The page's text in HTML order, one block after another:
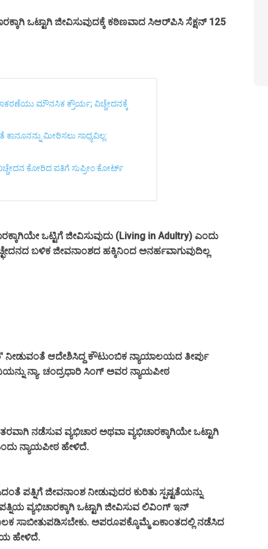
ಒಟ್ಟಾಗಿ ಜೀವಿಸುವುದಕ್ಕೆ ಕಠಿಣವಾದ ಸಿಆರ್‌ಪಿಸಿ ಸೆಕ್ಷನ್‌ 125
ಮೌನಸಿಕ ಕ್ರೌರ್ಯ; ವಿಚ್ಚೇದನಕ್ಕೆ
ಮೀರಿಸಲು ಸಾಧ್ಯವಿಲ್ಲ:
ಕೋರಿದ ಪತಿಗೆ ಸುಪ್ರೀಂ ಕೋರ್ಟ್
ಒಟ್ಟಿಗೆ ಜೀವಿಸುವುದು (Living in Adultry) ಎಂದು
ಬಳಿಕ ಜೀವನಾಂಶದ ಹಕ್ಕಿನಿಂದ ಅನರ್ಹವಾಗುವುದಿಲ್ಲ
ನೀಡುವಂತೆ ಆದೇಶಿಸಿದ್ದ ಕೌಟುಂಬಿಕ ನ್ಯಾಯಾಲಯದ ತೀರ್ಪು
ನ್ಯಾ. ಚಂದ್ರಧಾರಿ ಸಿಂಗ್‌ ಅವರ ನ್ಯಾಯಪೀಠ
ನಡೆಸುವ ವ್ಯಭಿಚಾರ ಅಥವಾ ವ್ಯಭಿಚಾರಕ್ಕಾಗಿಯೇ ಒಟ್ಟಾಗಿ
ನ್ಯಾಯಪೀಠ ಹೇಳಿದೆ.
ಪತ್ನಿಗೆ ಜೀವನಾಂಶ ನೀಡುವುದರ ಕುರಿತು ಸ್ಪಷ್ಟತೆಯನ್ನು
ಯ ವ್ಯಭಿಚಾರಕ್ಕಾಗಿ ಒಟ್ಟಾಗಿ ಜೀವಿಸುವ ಲಿವಿಂಗ್‌ ಇನ್‌
ಸಾಬೀತುಪಡಿಸಬೇಕು. ಅಪರೂಪಕ್ಕೊಮ್ಮೆಏಕಾಂತದಲ್ಲಿ ನಡೆಸಿದ
ಹೇಳಿದೆ.